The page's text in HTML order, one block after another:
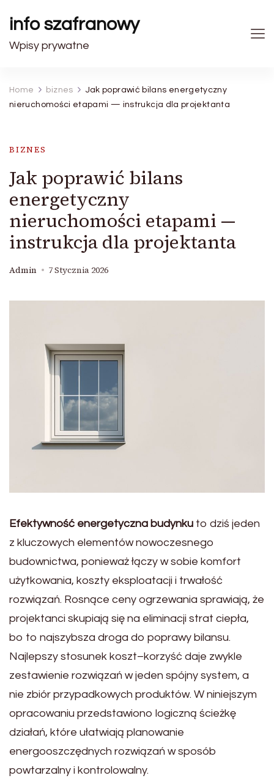
info szafranowy
Wpisy prywatne
Home biznes
Jak poprawić bilans energetyczny
nieruchomości etapami — instrukcja dla projektanta
BIZNES
Jak poprawić bilans
energetyczny
nieruchomości etapami —
instrukcja dla projektanta
Admin 7 Stycznia 2026
Efektywność energetyczna budynku to dziś jeden
z kluczowych elementów nowoczesnego
budownictwa, ponieważ łączy w sobie komfort
użytkowania, koszty eksploatacji i trwałość
rozwiązań. Rosnące ceny ogrzewania sprawiają, że
projektanci skupiają się na eliminacji strat ciepła,
bo to najszybsza droga do poprawy bilansu.
Najlepszy stosunek koszt–korzyść daje zwykle
zestawienie rozwiązań w jeden spójny system, a
nie zbiór przypadkowych produktów. W niniejszym
opracowaniu przedstawiono logiczną ścieżkę
działań, które ułatwiają planowanie
energooszczędnych rozwiązań w sposób
powtarzalny i kontrolowalny.